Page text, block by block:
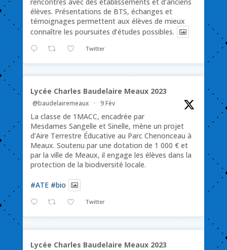
élèves. Présentations de BTS, échanges et
témoignages permettent aux élèves de mieux
connaître les poursuites d’études possibles.
Twitter
Lycée Charles Baudelaire Meaux 2023
@baudelairemeaux · 9 Fév
La classe de 1MACC, encadrée par
Mesdames Sangelle et Sinelle, mène un projet
d’Aire Terrestre Éducative au Parc Chenonceau à
Meaux. Soutenu par une dotation de 1 000 € et
par la ville de Meaux, il engage les élèves dans la
protection de la biodiversité locale.
#ATE #bio
Twitter
Lycée Charles Baudelaire Meaux 2023